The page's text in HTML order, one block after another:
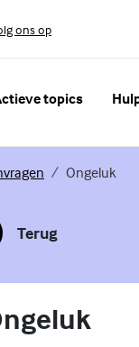
ons op
topics
(Externe link)
Ongeluk
Terug
link)